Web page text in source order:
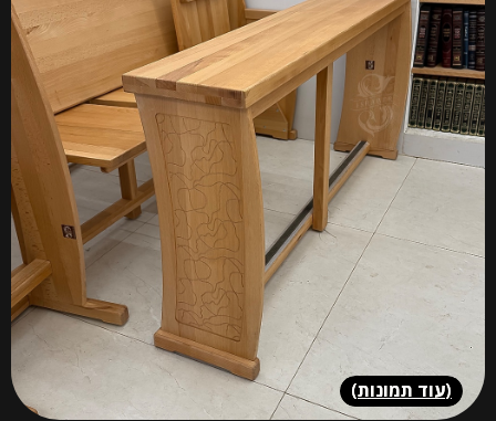
(עוד תמונות)